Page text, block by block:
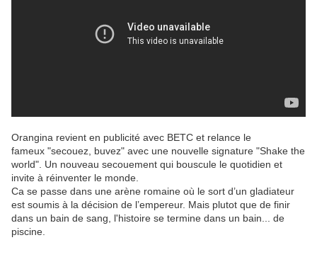
Orangina revient en publicité avec BETC et relance le
fameux "secouez, buvez" avec une nouvelle signature "Shake the
world". Un nouveau secouement qui bouscule le quotidien et
invite à réinventer le monde.
Ca se passe dans une arène romaine où le sort d’un gladiateur
est soumis à la décision de l’empereur. Mais plutot que de finir
dans un bain de sang, l'histoire se termine dans un bain... de
piscine.